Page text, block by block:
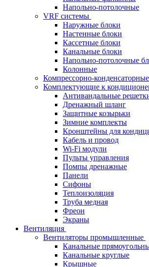
Напольно-потолочные
VRF системы
Наружные блоки
Настенные блоки
Кассетные блоки
Канальные блоки
Напольно-потолочные
Колонные
Компрессорно-
Комплектующие к
Антивандальные
Дренажный шланг
Защитные козырьки
Зимние комплекты
Кронштейны для
Кабель и провод
Wi-Fi модули
Пульты управления
Помпы дренажные
Панели
Сифоны
Теплоизоляция
Труба медная
Фреон
Экраны
Вентиляция
Вентиляторы промышленные
Канальные
Канальные круглые
Крышные